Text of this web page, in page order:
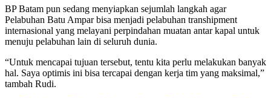
BP Batam pun sedang menyiapkan sejumlah langkah agar
Pelabuhan Batu Ampar bisa menjadi pelabuhan transhipment
internasional yang melayani perpindahan muatan antar kapal untuk
menuju pelabuhan lain di seluruh dunia.
“Untuk mencapai tujuan tersebut, tentu kita perlu melakukan banyak
hal. Saya optimis ini bisa tercapai dengan kerja tim yang maksimal,”
tambah Rudi.